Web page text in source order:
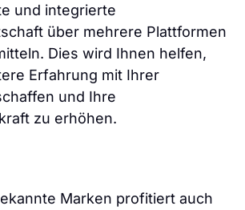
und integrierte
über mehrere Plattformen
Dies wird Ihnen helfen,
Erfahrung mit Ihrer
und Ihre
zu erhöhen.
Marken profitiert auch